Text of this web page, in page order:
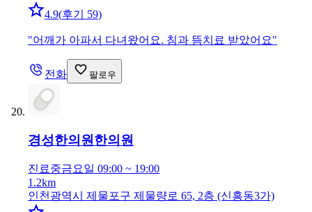
4.9(후기 59)
"어깨가 아파서 다녀왔어요. 침과 뜸치료 받았어요"
전화 팔로우
경성한의원 한의원
진료중금요일 09:00 ~ 19:00
1.2km
인천광역시 제물포구 제물량로 65, 2층 (신흥동3가)